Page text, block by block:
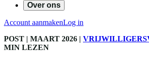
Over ons
Account aanmakenLog in
POST | MAART 2026 |
MIN LEZEN